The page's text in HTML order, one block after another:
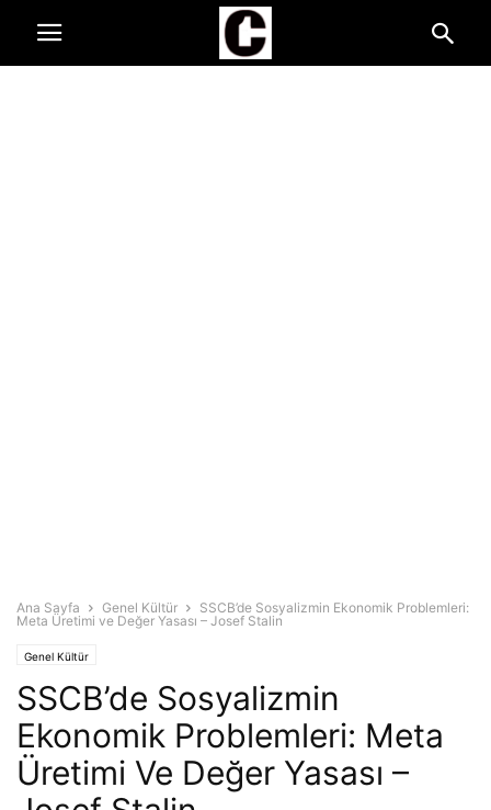
Ana Sayfa Genel Kültür
SSCB’de Sosyalizmin Ekonomik Problemleri:
Meta Üretimi ve Değer Yasası – Josef Stalin
Genel Kültür
SSCB’de Sosyalizmin
Ekonomik Problemleri: Meta
Üretimi Ve Değer Yasası –